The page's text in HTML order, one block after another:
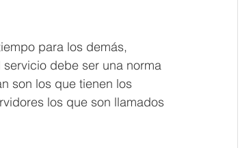
para los demás,
debe ser una norma
son los que tienen los
los que son llamados